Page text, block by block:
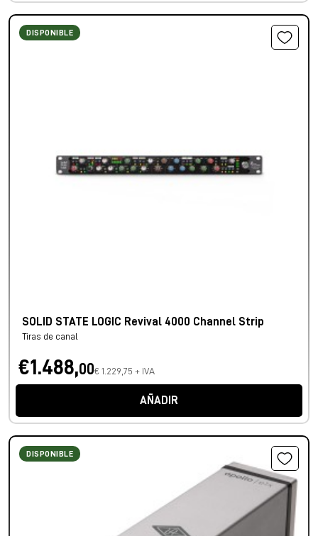
DISPONIBLE
SOLID STATE LOGIC Revival 4000 Channel Strip
Tiras de canal
€1.488,00€ 1.229,75 + IVA
AÑADIR
DISPONIBLE